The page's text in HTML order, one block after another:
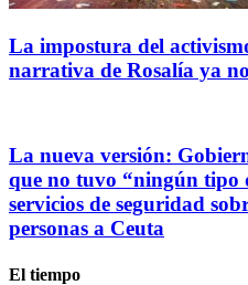
La impostura del
narrativa de Rosalía ya
La nueva versión:
que no tuvo “ningún tipo
servicios de seguridad
personas a Ceuta
El tiempo